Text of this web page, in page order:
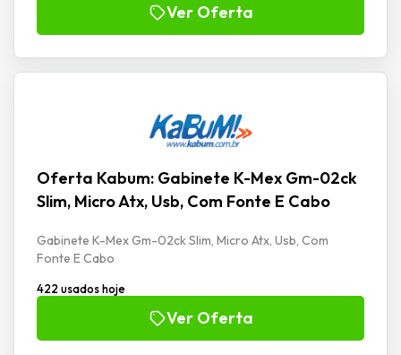
Ver Oferta
Oferta Kabum: Gabinete K-Mex Gm-02ck
Slim, Micro Atx, Usb, Com Fonte E Cabo
Gabinete K-Mex Gm-02ck Slim, Micro Atx, Usb, Com
Fonte E Cabo
422 usados hoje
Ver Oferta